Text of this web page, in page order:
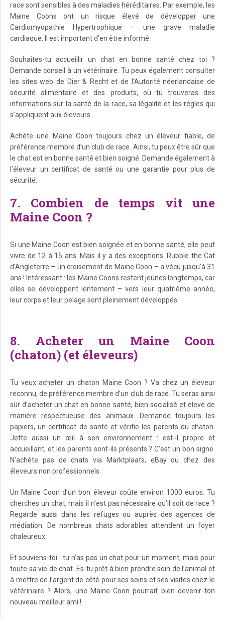
race sont sensibles à des maladies héréditaires. Par exemple, les
Maine Coons ont un risque élevé de développer une
Cardiomyopathie Hypertrophique – une grave maladie
cardiaque. Il est important d’en être informé.
Souhaites-tu accueillir un chat en bonne santé chez toi ?
Demande conseil à un vétérinaire. Tu peux également consulter
les sites web de Dier & Recht et de l’Autorité néerlandaise de
sécurité alimentaire et des produits, où tu trouveras des
informations sur la santé de la race, sa légalité et les règles qui
s’appliquent aux éleveurs.
Achète une Maine Coon toujours chez un éleveur fiable, de
préférence membre d’un club de race. Ainsi, tu peux être sûr que
le chat est en bonne santé et bien soigné. Demande également à
l’éleveur un certificat de santé ou une garantie pour plus de
sécurité.
7. Combien de temps vit une
Maine Coon ?
Si une Maine Coon est bien soignée et en bonne santé, elle peut
vivre de 12 à 15 ans. Mais il y a des exceptions. Rubble the Cat
d’Angleterre – un croisement de Maine Coon – a vécu jusqu’à 31
ans ! Intéressant : les Maine Coons restent jeunes longtemps, car
elles se développent lentement – vers leur quatrième année,
leur corps et leur pelage sont pleinement développés.
8. Acheter un Maine Coon
(chaton) (et éleveurs)
Tu veux acheter un chaton Maine Coon ? Va chez un éleveur
reconnu, de préférence membre d’un club de race. Tu seras ainsi
sûr d’acheter un chat en bonne santé, bien socialisé et élevé de
manière respectueuse des animaux. Demande toujours les
papiers, un certificat de santé et vérifie les parents du chaton.
Jette aussi un œil à son environnement : est-il propre et
accueillant, et les parents sont-ils présents ? C’est un bon signe.
N’achète pas de chats via Marktplaats, eBay ou chez des
éleveurs non professionnels.
Un Maine Coon d’un bon éleveur coûte environ 1000 euros. Tu
cherches un chat, mais il n’est pas nécessaire qu’il soit de race ?
Regarde aussi dans les refuges ou auprès des agences de
médiation. De nombreux chats adorables attendent un foyer
chaleureux.
Et souviens-toi : tu n’as pas un chat pour un moment, mais pour
toute sa vie de chat. Es-tu prêt à bien prendre soin de l’animal et
à mettre de l’argent de côté pour ses soins et ses visites chez le
vétérinaire ? Alors, une Maine Coon pourrait bien devenir ton
nouveau meilleur ami !